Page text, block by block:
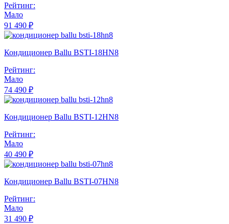
Рейтинг:
Мало
91 490 ₽
Кондиционер Ballu BSTI-18HN8
Рейтинг:
Мало
74 490 ₽
Кондиционер Ballu BSTI-12HN8
Рейтинг:
Мало
40 490 ₽
Кондиционер Ballu BSTI-07HN8
Рейтинг:
Мало
31 490 ₽